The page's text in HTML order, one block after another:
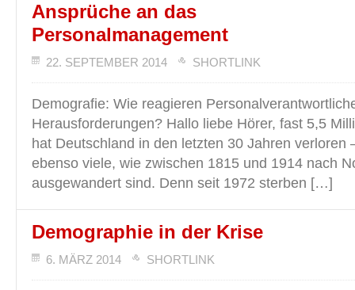
Ansprüche an das
Personalmanagement
22. SEPTEMBER 2014 SHORTLINK
Demografie: Wie reagieren
Herausforderungen? Hallo liebe Hörer, fast 5,5
hat Deutschland in den letzten 30 Jahren verloren
ebenso viele, wie zwischen 1815 und 1914 nach
ausgewandert sind. Denn seit 1972 sterben […]
Demographie in der Krise
6. MÄRZ 2014 SHORTLINK